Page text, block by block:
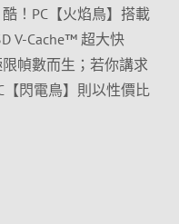
！PC【火焰鳥】搭載
V-Cache™ 超大快
幀數而生；若你講求
【閃電鳥】則以性價比